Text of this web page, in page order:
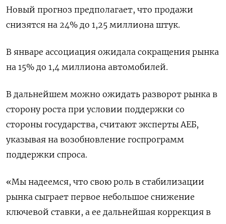
Новый прогноз предполагает, что продажи
снизятся на 24% до 1,25 миллиона штук.
В январе ассоциация ожидала сокращения рынка
на 15% до 1,4 миллиона автомобилей.
В дальнейшем можно ожидать разворот рынка в
сторону роста при условии поддержки со
стороны государства, считают эксперты АЕБ,
указывая на возобновление госпрограмм
поддержки спроса.
«Мы надеемся, что свою роль в стабилизации
рынка сыграет первое небольшое снижение
ключевой ставки, а ее дальнейшая коррекция в